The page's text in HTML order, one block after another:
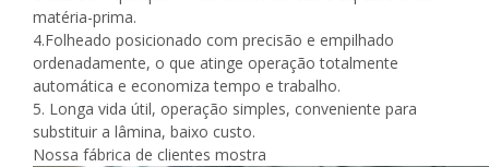
matéria-prima.
4.Folheado posicionado com precisão e empilhado
ordenadamente, o que atinge operação totalmente
automática e economiza tempo e trabalho.
5. Longa vida útil, operação simples, conveniente para
substituir a lâmina, baixo custo.
Nossa fábrica de clientes mostra